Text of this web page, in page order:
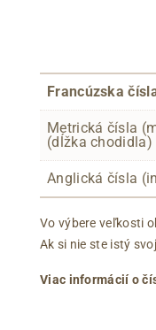
Francúzska
Metrická čísla
(dĺžka chodidla)
Anglická čísla
Vo výbere veľkosti
Ak si nie ste istý
Viac informácií o